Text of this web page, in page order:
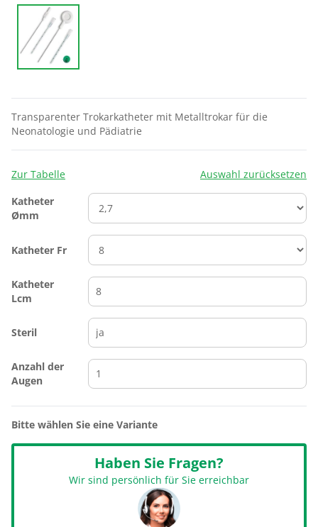
Transparenter Trokarkatheter mit Metalltrokar für die
Neonatologie und Pädiatrie
Zur Tabelle
Auswahl zurücksetzen
Katheter
Ømm
Katheter Fr
Katheter
Lcm
Steril
Anzahl der
Augen
Bitte wählen Sie eine Variante
Haben Sie Fragen?
Wir sind persönlich für Sie erreichbar